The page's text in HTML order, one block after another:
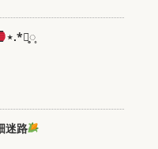
⋆.*⃝̥◌̥
迷路